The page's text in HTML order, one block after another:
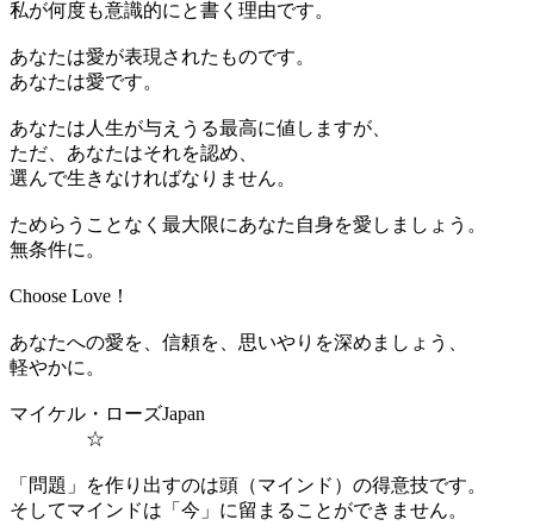
私が何度も意識的にと書く理由です。
あなたは愛が表現されたものです。
あなたは愛です。
あなたは人生が与えうる最高に値しますが、
ただ、あなたはそれを認め、
選んで生きなければなりません。
ためらうことなく最大限にあなた自身を愛しましょう。
無条件に。
Choose Love！
あなたへの愛を、信頼を、思いやりを深めましょう、
軽やかに。
マイケル・ローズJapan
☆
「問題」を作り出すのは頭（マインド）の得意技です。
そしてマインドは「今」に留まることができません。